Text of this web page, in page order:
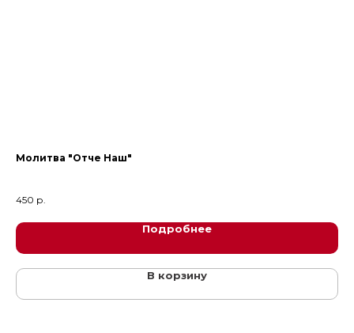
Молитва "Отче Наш"
450 р.
Подробнее
В корзину